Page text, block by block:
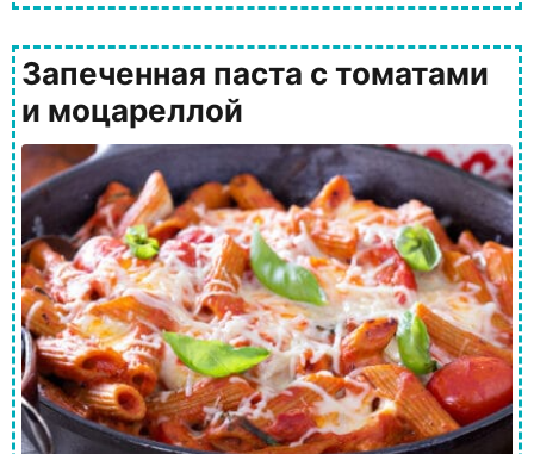
Запеченная паста с томатами
и моцареллой